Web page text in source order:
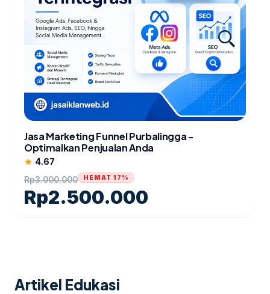
Jasa Marketing Funnel Purbalingga -
Optimalkan Penjualan Anda
star 4.67
Rp3.000.000
Rp2.500.000
HEMAT 17%
Artikel Edukasi